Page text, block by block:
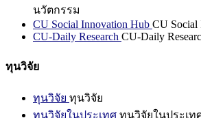
นวัตกรรม
CU Social Innovation Hub CU Social
CU-Daily Research CU-Daily
ทุนวิจัย
ทุนวิจัย ทุนวิจัย
ทุนวิจัยในประเทศ ทุนวิจัยในประเท